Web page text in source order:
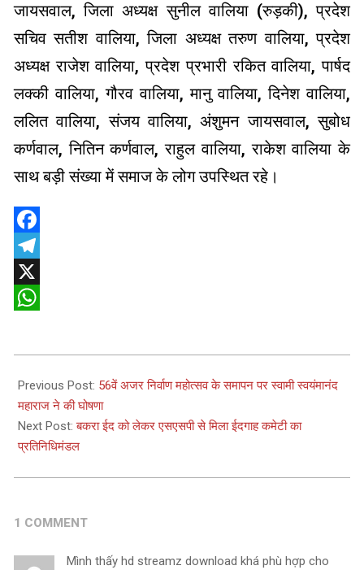
जायसवाल, जिला अध्यक्ष सुनील वालिया (रुड़की), प्रदेश
सचिव सतीश वालिया, जिला अध्यक्ष तरुण वालिया, प्रदेश
अध्यक्ष राजेश वालिया, प्रदेश प्रभारी रकित वालिया, पार्षद
लक्की वालिया, गौरव वालिया, मानु वालिया, दिनेश वालिया,
ललित वालिया, संजय वालिया, अंशुमन जायसवाल, सुबोध
कर्णवाल, नितिन कर्णवाल, राहुल वालिया, राकेश वालिया के
साथ बड़ी संख्या में समाज के लोग उपस्थित रहे।
Facebook
Telegram
X
06-
03
Previous Post: 56वें अजर निर्वाण महोत्सव के समापन पर स्वामी स्वयंमानंद
महाराज ने की घोषणा
Next Post:बकरा ईद को लेकर एसएसपी से मिला ईदगाह कमेटी का
प्रतिनिधिमंडल
1 COMMENT
Mình thấy hd streamz download khá phù hợp cho